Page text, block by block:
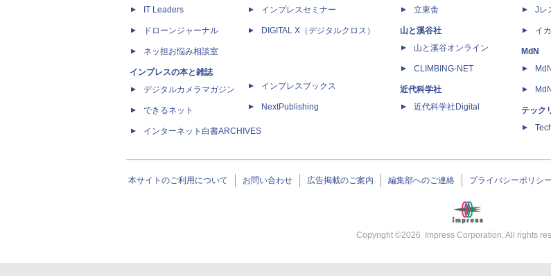
IT Leaders
ドローンジャーナル
ネッ担お悩み相談室
インプレスの本と雑誌
デジタルカメラマガジン
できるネット
インターネット白書ARCHIVES
インプレスセミナー
DIGITAL X（デジタルクロス）
インプレスブックス
NextPublishing
立東舎
山と溪谷社
山と溪谷オンライン
CLIMBING-NET
近代科学社
近代科学社Digital
Jレ
イ
MdN
テック
本サイトのご利用について お問い合わせ 広告掲載のご案内 編集部へのご連絡 プライバシーポリシー
Copyright ©2026 Impress Corporation. All rights